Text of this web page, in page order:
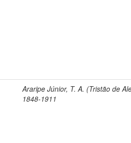
Araripe Júnior, T. A. (Tristão de
1848-1911